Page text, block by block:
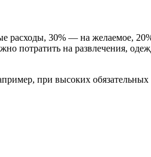
расходы, 30% — на желаемое,
потратить на развлечения,
при высоких